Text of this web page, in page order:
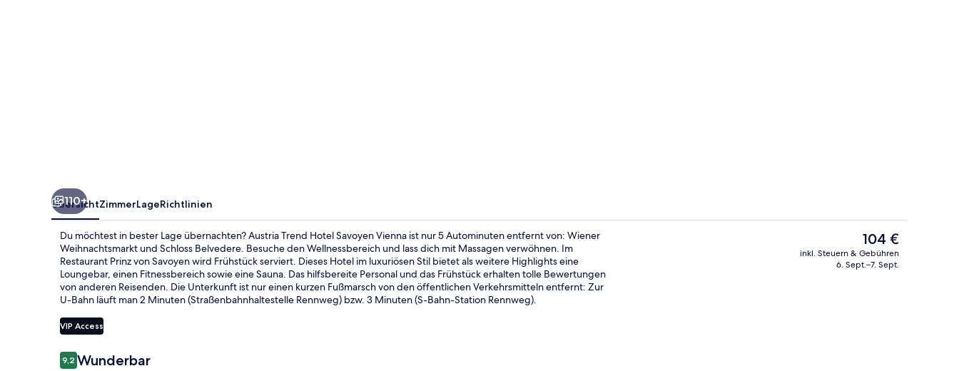
Blick von der Unterkunft Serviert Mittagessen und Abendessen
110+
ÜbersichtZimmerLageRichtlinien
Du möchtest in bester Lage übernachten? Austria Trend Hotel Savoyen Vienna ist nur 5 Autominuten entfernt von: Wiener
Weihnachtsmarkt und Schloss Belvedere. Besuche den Wellnessbereich und lass dich mit Massagen verwöhnen. Im
Restaurant Prinz von Savoyen wird Frühstück serviert. Dieses Hotel im luxuriösen Stil bietet als weitere Highlights eine
Loungebar, einen Fitnessbereich sowie eine Sauna. Das hilfsbereite Personal und das Frühstück erhalten tolle Bewertungen
von anderen Reisenden. Die Unterkunft ist nur einen kurzen Fußmarsch von den öffentlichen Verkehrsmitteln entfernt: Zur
U-Bahn läuft man 2 Minuten (Straßenbahnhaltestelle Rennweg) bzw. 3 Minuten (S-Bahn-Station Rennweg).
VIP Access
Bewertungen
9,29,2 von 10.
Wunderbar
Der
aktuelle
Preis
104 €
inkl. Steuern & Gebühren
6. Sept.–7. Sept.